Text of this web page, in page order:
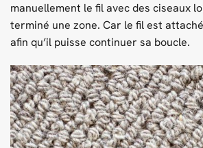
manuellement le fil avec des ciseaux
terminé une zone. Car le fil est
afin qu’il puisse continuer sa boucle.